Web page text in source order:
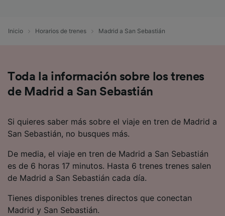
Inicio Horarios de trenes Madrid a San Sebastián
Toda la información sobre los trenes
de Madrid a San Sebastián
Si quieres saber más sobre el viaje en tren de Madrid a
San Sebastián, no busques más.
De media, el viaje en tren de Madrid a San Sebastián
es de 6 horas 17 minutos. Hasta 6 trenes trenes salen
de Madrid a San Sebastián cada día.
Tienes disponibles trenes directos que conectan
Madrid y San Sebastián.
identificación. Almacenar la información en un
Lista de asociados (proveedores)